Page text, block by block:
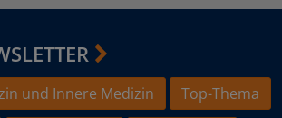
und Innere Medizin
Top-Thema